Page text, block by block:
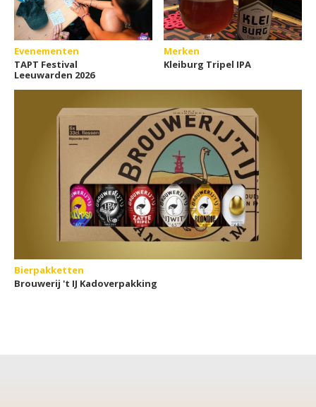
Evenementen
TAPT Festival
Leeuwarden 2026
Merken
Kleiburg Tripel IPA
Bierpakketten
Brouwerij 't IJ Kadoverpakking